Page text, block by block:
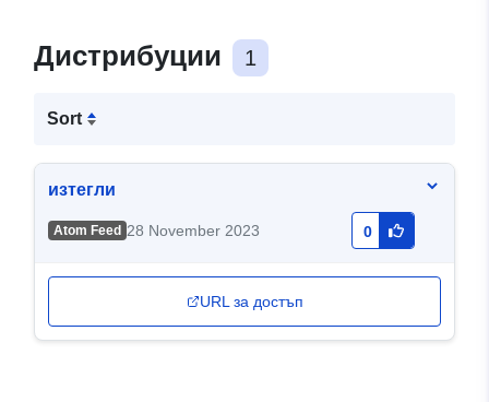
Дистрибуции 1
Sort
изтегли
Atom Feed 28 November 2023 0
URL за достъп